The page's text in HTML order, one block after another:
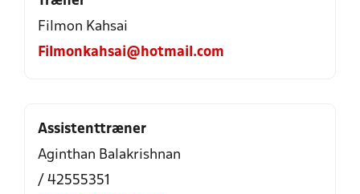
Filmon Kahsai
Filmonkahsai@hotmail.com
Assistenttræner
Aginthan Balakrishnan
/ 42555351